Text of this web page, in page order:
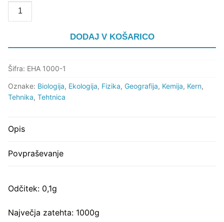
Količina
DODAJ V KOŠARICO
Šifra: EHA 1000-1
Oznake: Biologija, Ekologija, Fizika, Geografija, Kemija, Kern,
Tehnika, Tehtnica
Opis
Povpraševanje
Odčitek: 0,1g
Največja zatehta: 1000g